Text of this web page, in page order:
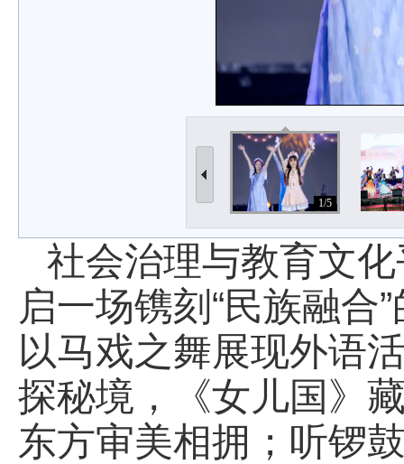
1/5
社会治理与教育文
启一场镌刻“民族融合
以马戏之舞展现外语
探秘境，《女儿国》
东方审美相拥；听锣